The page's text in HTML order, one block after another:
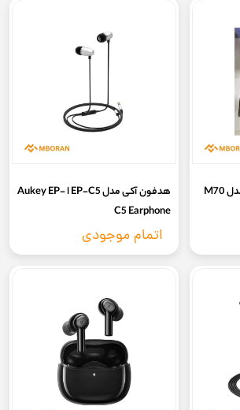
هدفون آکی مدل EP-C5 ا Aukey EP-
C5 Earphone
اتمام موجودی